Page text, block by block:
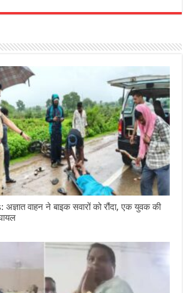
itt
r
e
ra
ar
वाहन ने बाइक सवारों को रौंदा, एक युवक की